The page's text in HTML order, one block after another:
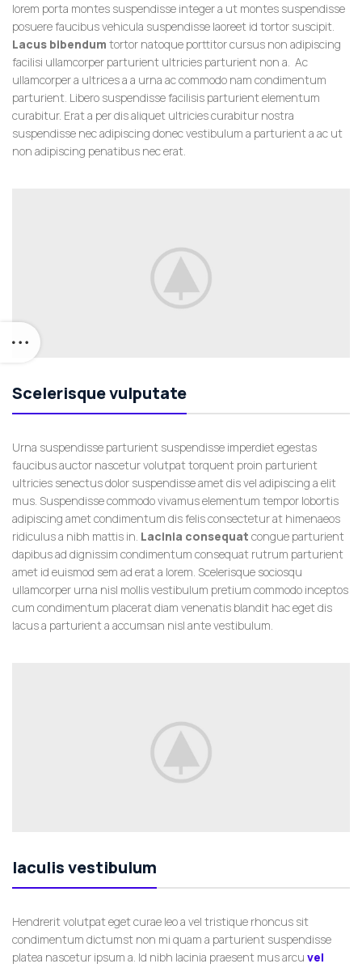
lorem porta montes suspendisse integer a ut montes suspendisse
posuere faucibus vehicula suspendisse laoreet id tortor suscipit.
Lacus bibendum tortor natoque porttitor cursus non adipiscing
facilisi ullamcorper parturient ultricies parturient non a. Ac
ullamcorper a ultrices a a urna ac commodo nam condimentum
parturient. Libero suspendisse facilisis parturient elementum
curabitur. Erat a per dis aliquet ultricies curabitur nostra
suspendisse nec adipiscing donec vestibulum a parturient a ac ut
non adipiscing penatibus nec erat.
Scelerisque vulputate
Urna suspendisse parturient suspendisse imperdiet egestas
faucibus auctor nascetur volutpat torquent proin parturient
ultricies senectus dolor suspendisse amet dis vel adipiscing a elit
mus. Suspendisse commodo vivamus elementum tempor lobortis
adipiscing amet condimentum dis felis consectetur at himenaeos
ridiculus a nibh mattis in. Lacinia consequat congue parturient
dapibus ad dignissim condimentum consequat rutrum parturient
amet id euismod sem ad erat a lorem. Scelerisque sociosqu
ullamcorper urna nisl mollis vestibulum pretium commodo inceptos
cum condimentum placerat diam venenatis blandit hac eget dis
lacus a parturient a accumsan nisl ante vestibulum.
Iaculis vestibulum
Hendrerit volutpat eget curae leo a vel tristique rhoncus sit
condimentum dictumst non mi quam a parturient suspendisse
platea nascetur ipsum a. Id nibh lacinia praesent mus arcu vel